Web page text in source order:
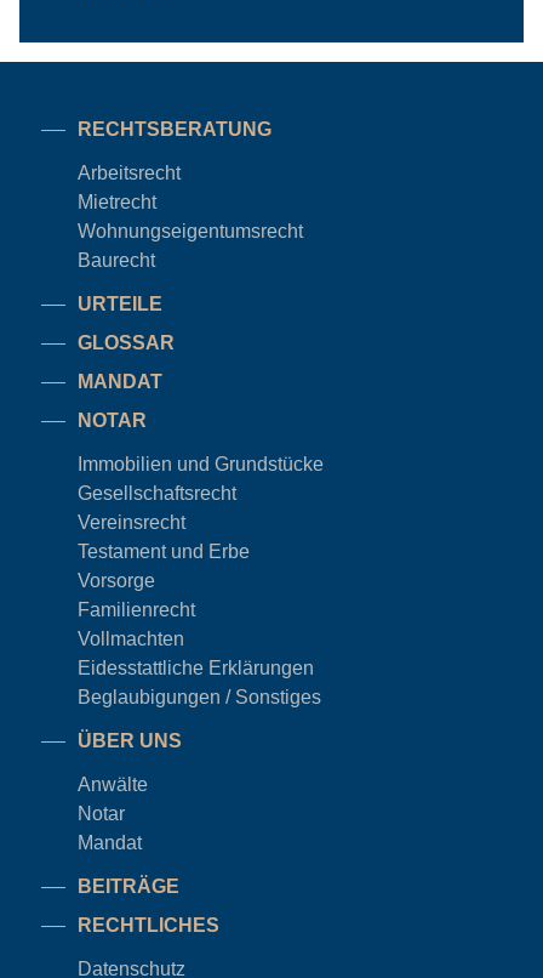
RECHTSBERATUNG
Arbeitsrecht
Mietrecht
Wohnungseigentumsrecht
Baurecht
URTEILE
GLOSSAR
MANDAT
NOTAR
Immobilien und Grundstücke
Gesellschaftsrecht
Vereinsrecht
Testament und Erbe
Vorsorge
Familienrecht
Vollmachten
Eidesstattliche Erklärungen
Beglaubigungen / Sonstiges
ÜBER UNS
Anwälte
Notar
Mandat
BEITRÄGE
RECHTLICHES
Datenschutz